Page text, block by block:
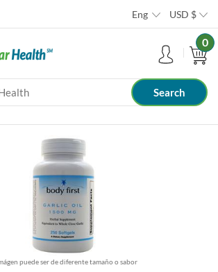
Eng USD $
0
puede ser de diferente tamaño o sabor